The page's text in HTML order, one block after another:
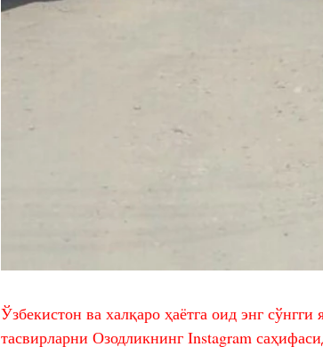
Ўзбекистон ва халқаро ҳаётга оид энг
тасвирларни Озодликнинг Instagram